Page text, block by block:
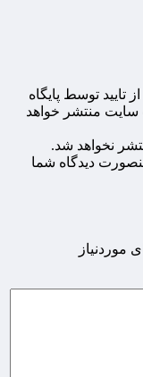
توسط پایگاه
منتشر خواهد
نخواهد شد.
دیدگاه شما
موردنیاز